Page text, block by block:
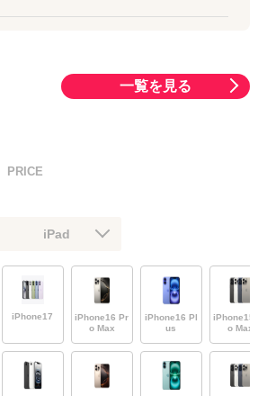
業しております（最終受付は16時00分）。
ッテリー交換など
す！
です。
業しております（最終受付は18時30
バッテリー交換など
一覧を見る
PRICE
iPad
iPhone17
iPhone16 Pr
o Max
iPhone16 Pl
us
iPhone15
o Max